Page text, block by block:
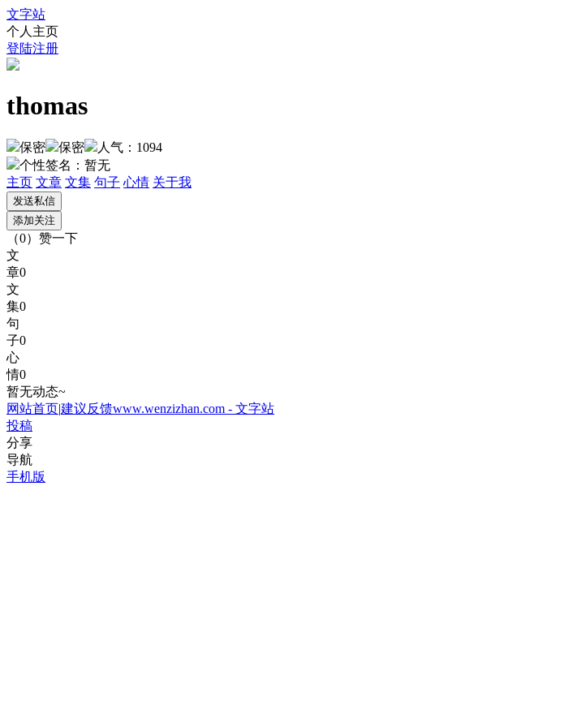
文字站
个人主页
登陆注册
thomas
保密 保密
人气：1094
个性签名： 暂无
主页 文章 文集 句子 心情 关于我
（0） 赞一下
文
章0
文
集0
句
子0
心
情0
暂无动态~
网站首页|建议反馈www.wenzizhan.com - 文字站
投稿
分享
导航
手机版